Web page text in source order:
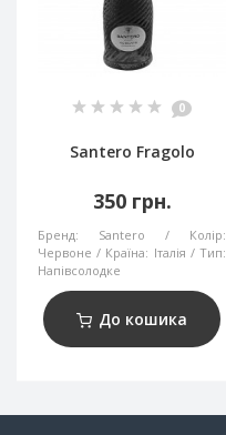
0
Santero Fragolo
350 грн.
Бренд: Santero
Колір:
Червоне
Країна: Італія
Тип:
Напівсолодке
До кошика